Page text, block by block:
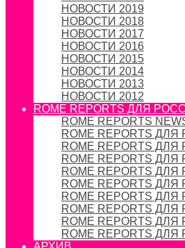
НОВОСТИ 2019
НОВОСТИ 2018
НОВОСТИ 2017
НОВОСТИ 2016
НОВОСТИ 2015
НОВОСТИ 2014
НОВОСТИ 2013
НОВОСТИ 2012
ROME REPORTS ДЛЯ
ROME REPORTS
ROME REPORTS
ROME REPORTS
ROME REPORTS
ROME REPORTS
ROME REPORTS
ROME REPORTS
ROME REPORTS
ROME REPORTS
ROME REPORTS